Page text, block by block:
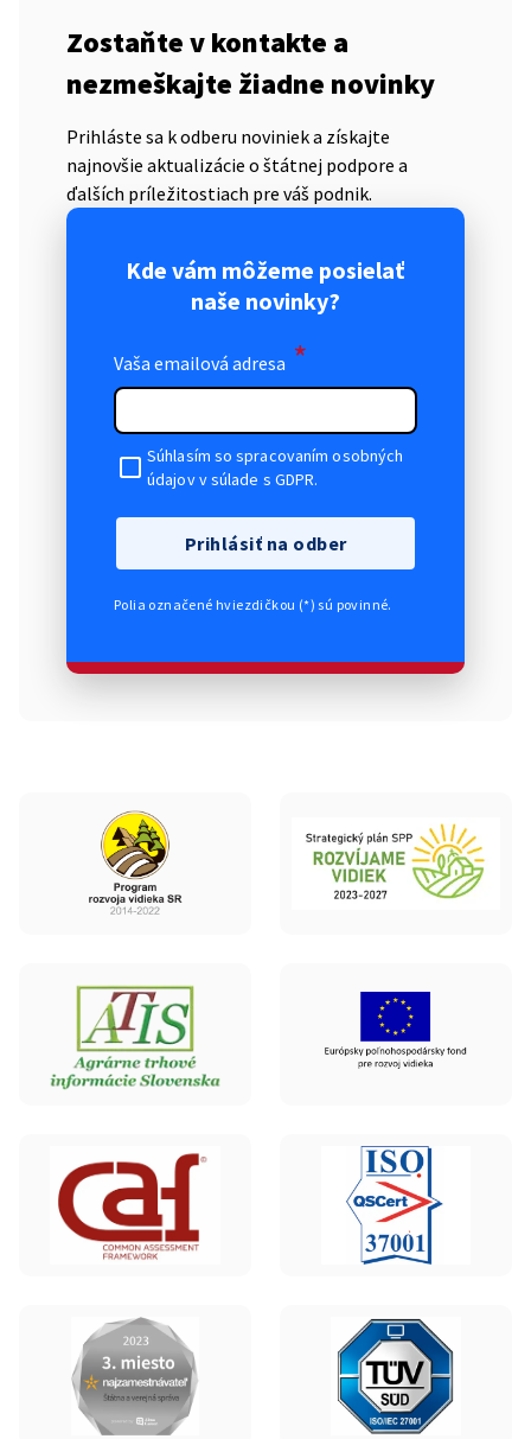
Zostaňte v kontakte a
nezmeškajte žiadne novinky
Prihláste sa k odberu noviniek a získajte
najnovšie aktualizácie o štátnej podpore a
ďalších príležitostiach pre váš podnik.
Kde vám môžeme posielať
naše novinky?
Vaša emailová adresa *
Súhlasím so spracovaním osobných
údajov v súlade s GDPR.
Prihlásiť na odber
Polia označené hviezdičkou (*) sú povinné.